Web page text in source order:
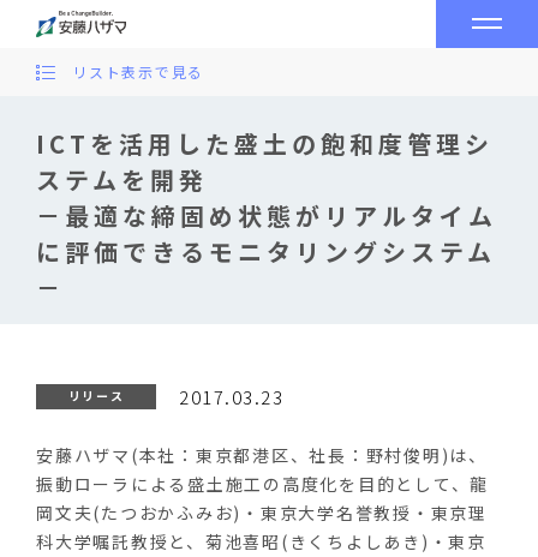
ICTを活用した盛土の飽和度管理シ
ステムを開発
－最適な締固め状態がリアルタイム
に評価できるモニタリングシステム
－
リスト表示で見る
リリース 2017.03.23
安藤ハザマ(本社：東京都港区、社長：野村俊明)は、
振動ローラによる盛土施工の高度化を目的として、龍
岡文夫(たつおかふみお)・東京大学名誉教授・東京理
科大学嘱託教授と、菊池喜昭(きくちよしあき)・東京